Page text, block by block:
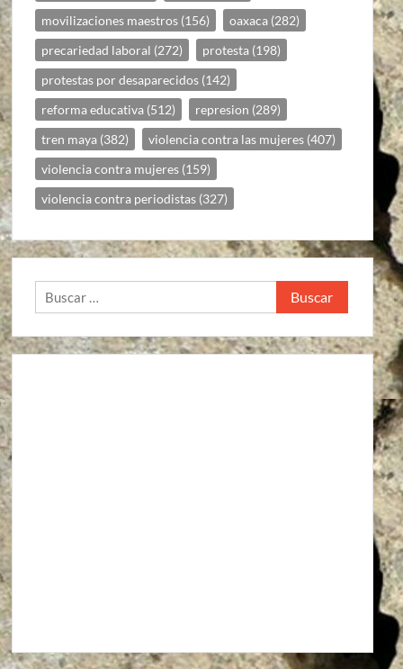
movilizaciones maestros (156) oaxaca (282)
precariedad laboral (272) protesta (198)
protestas por desaparecidos (142)
reforma educativa (512) represion (289)
tren maya (382) violencia contra las mujeres (407)
violencia contra mujeres (159)
violencia contra periodistas (327)
Buscar: